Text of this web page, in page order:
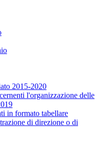
2015-2020
l'organizzazione delle
in formato tabellare
di direzione o di